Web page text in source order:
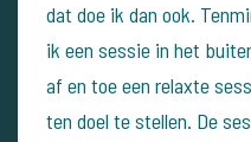
dat doe ik dan ook.
ik een sessie in het
af en toe een relaxte
ten doel te stellen. De